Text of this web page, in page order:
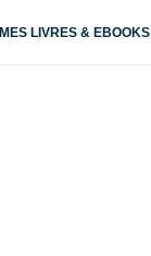
MES LIVRES & EBOOKS